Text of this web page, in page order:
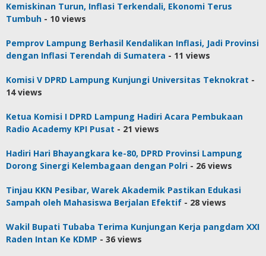
Kemiskinan Turun, Inflasi Terkendali, Ekonomi Terus
Tumbuh - 10 views
Pemprov Lampung Berhasil Kendalikan Inflasi, Jadi Provinsi
dengan Inflasi Terendah di Sumatera - 11 views
Komisi V DPRD Lampung Kunjungi Universitas Teknokrat -
14 views
Ketua Komisi I DPRD Lampung Hadiri Acara Pembukaan
Radio Academy KPI Pusat - 21 views
Hadiri Hari Bhayangkara ke-80, DPRD Provinsi Lampung
Dorong Sinergi Kelembagaan dengan Polri - 26 views
Tinjau KKN Pesibar, Warek Akademik Pastikan Edukasi
Sampah oleh Mahasiswa Berjalan Efektif - 28 views
Wakil Bupati Tubaba Terima Kunjungan Kerja pangdam XXI
Raden Intan Ke KDMP - 36 views